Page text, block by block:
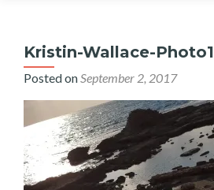
Kristin-Wallace-Photo1
Posted onSeptember 2, 2017